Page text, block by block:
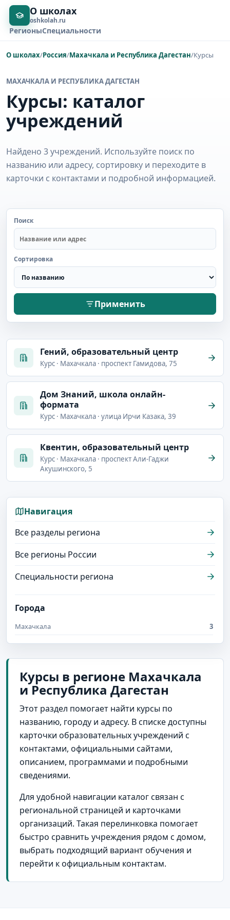
О школах
oshkolah.ru
РегионыСпециальности
О школах/Россия/Махачкала и Республика Дагестан/Курсы
МАХАЧКАЛА И РЕСПУБЛИКА ДАГЕСТАН
Курсы: каталог
учреждений
Найдено 3 учреждений. Используйте поиск по
названию или адресу, сортировку и переходите в
карточки с контактами и подробной информацией.
Поиск
Сортировка
Применить
Гений, образовательный центр
Курс · Махачкала · проспект Гамидова, 75
Дом Знаний, школа онлайн-
формата
Курс · Махачкала · улица Ирчи Казака, 39
Квентин, образовательный центр
Курс · Махачкала · проспект Али-Гаджи
Акушинского, 5
Навигация
Все разделы региона
Все регионы России
Специальности региона
Города
Махачкала 3
Курсы в регионе Махачкала
и Республика Дагестан
Этот раздел помогает найти курсы по
названию, городу и адресу. В списке доступны
карточки образовательных учреждений с
контактами, официальными сайтами,
описанием, программами и подробными
сведениями.
Для удобной навигации каталог связан с
региональной страницей и карточками
организаций. Такая перелинковка помогает
быстро сравнить учреждения рядом с домом,
выбрать подходящий вариант обучения и
перейти к официальным контактам.